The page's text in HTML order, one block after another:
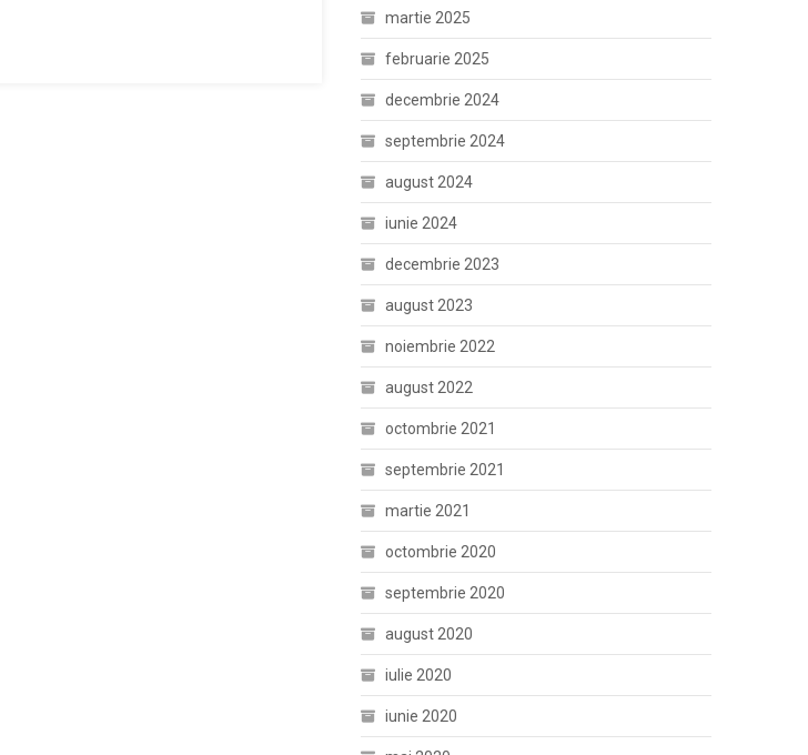
martie 2025
februarie 2025
decembrie 2024
septembrie 2024
august 2024
iunie 2024
decembrie 2023
august 2023
noiembrie 2022
august 2022
octombrie 2021
septembrie 2021
martie 2021
octombrie 2020
septembrie 2020
august 2020
iulie 2020
iunie 2020